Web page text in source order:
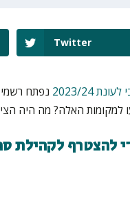
Twitter
2023/24
למקומות האלה? מה היה
להצטרף לקהילת